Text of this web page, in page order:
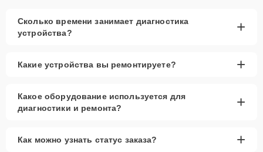
Сколько времени занимает диагностика
устройства?
+
Какие устройства вы ремонтируете? +
Какое оборудование используется для
диагностики и ремонта?
+
Как можно узнать статус заказа? +